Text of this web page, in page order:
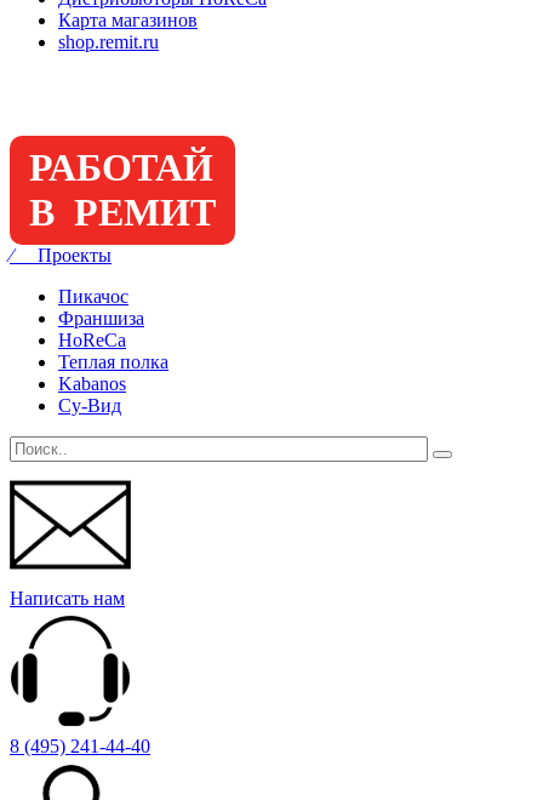
Карта магазинов
shop.remit.ru
РАБОТАЙ
В РЕМИТ
⁄ Проекты
Пикачос
Франшиза
HoReCa
Теплая полка
Kabanos
Су-Вид
Написать нам
8 (495) 241-44-40